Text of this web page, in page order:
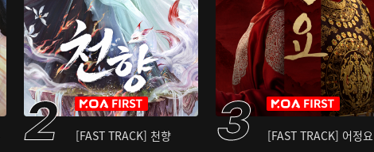
[FAST TRACK] 천향 [FAST TRACK] 어정요